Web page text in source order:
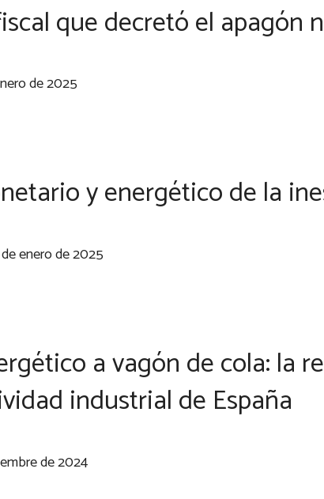
que decretó el apagón
de 2025
y energético de la
enero de 2025
a vagón de cola:
industrial de España
de 2024